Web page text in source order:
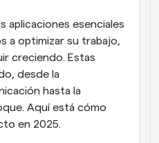
aplicaciones esenciales
a optimizar su trabajo,
creciendo. Estas
desde la
hasta la
Aquí está cómo
en 2025.